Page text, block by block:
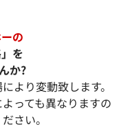
の
を
か?
より変動致します。
っても異なりますの
さい。